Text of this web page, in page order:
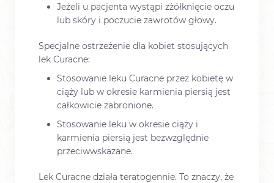
Jeżeli u pacjenta wystąpi zżółknięcie oczu
lub skóry i poczucie zawrotów głowy.
Specjalne ostrzeżenie dla kobiet stosujących
lek Curacne:
Stosowanie leku Curacne przez kobietę w
ciąży lub w okresie karmienia piersią jest
całkowicie zabronione.
Stosowanie leku w okresie ciąży i
karmienia piersią jest bezwzględnie
przeciwwskazane.
Lek Curacne działa teratogennie. To znaczy, że